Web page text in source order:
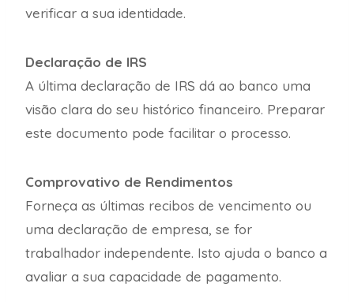
verificar a sua identidade.
Declaração de IRS
A última declaração de IRS dá ao banco uma
visão clara do seu histórico financeiro. Preparar
este documento pode facilitar o processo.
Comprovativo de Rendimentos
Forneça as últimas recibos de vencimento ou
uma declaração de empresa, se for
trabalhador independente. Isto ajuda o banco a
avaliar a sua capacidade de pagamento.